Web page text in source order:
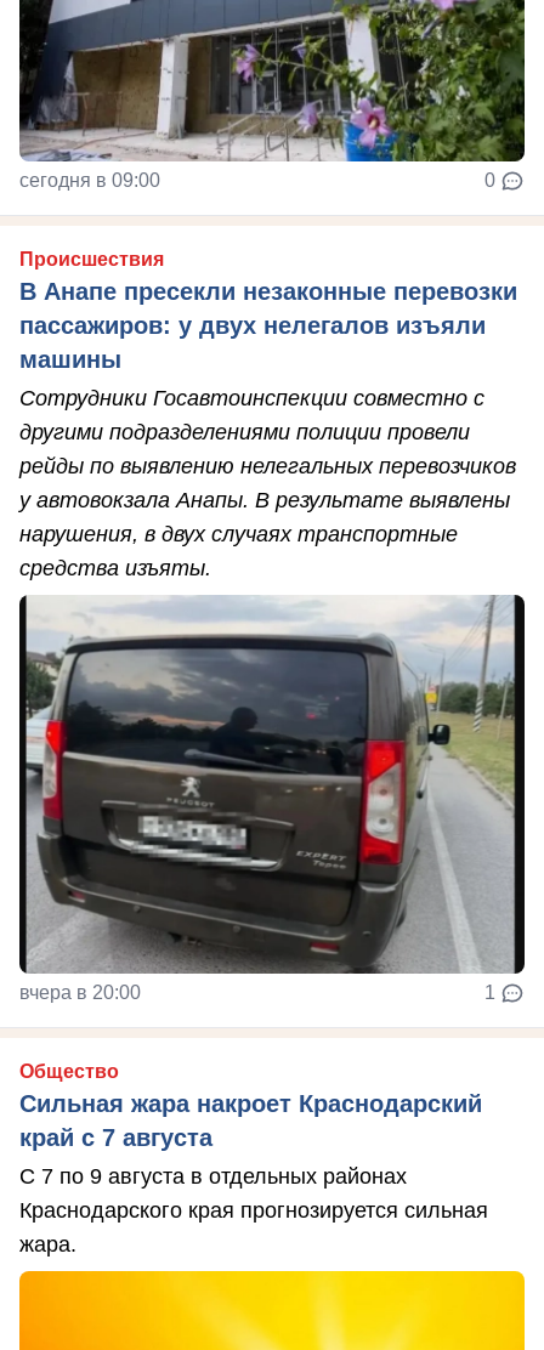
сегодня в 09:00 0
Происшествия
В Анапе пресекли незаконные перевозки
пассажиров: у двух нелегалов изъяли
машины
Сотрудники Госавтоинспекции совместно с
другими подразделениями полиции провели
рейды по выявлению нелегальных перевозчиков
у автовокзала Анапы. В результате выявлены
нарушения, в двух случаях транспортные
средства изъяты.
вчера в 20:00 1
Общество
Сильная жара накроет Краснодарский
край с 7 августа
С 7 по 9 августа в отдельных районах
Краснодарского края прогнозируется сильная
жара.